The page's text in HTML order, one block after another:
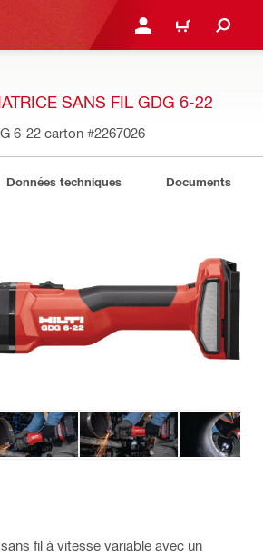
CONNEXION OU
PANIER
SANS FIL GDG 6-22
6-22 carton #2267026
Données techniques Documents
fil à vitesse variable avec un